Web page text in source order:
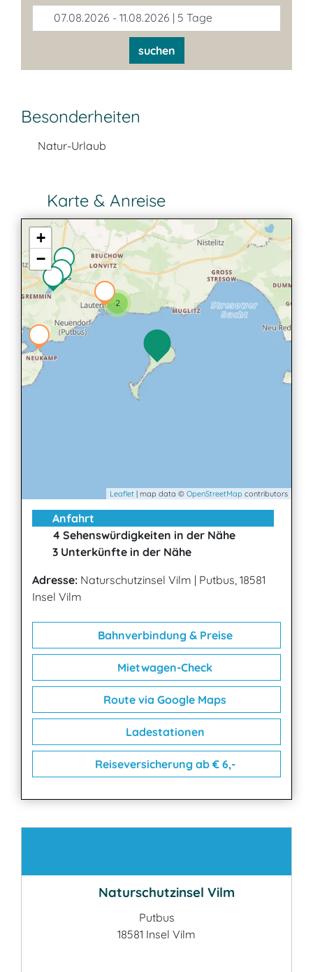
07.08.2026 - 11.08.2026 | 5 Tage
suchen
Besonderheiten
Natur-Urlaub
Karte & Anreise
2
+
−
Leaflet | map data © OpenStreetMap contributors
Anfahrt
4 Sehenswürdigkeiten in der Nähe
3 Unterkünfte in der Nähe
Adresse: Naturschutzinsel Vilm | Putbus, 18581
Insel Vilm
Bahnverbindung & Preise
Mietwagen-Check
Route via Google Maps
Ladestationen
Reiseversicherung ab € 6,-
Naturschutzinsel Vilm
Putbus
18581 Insel Vilm